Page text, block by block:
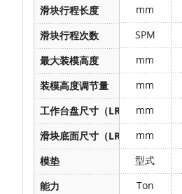
mm
SPM
mm
mm
mm
mm
型式
Ton
滑块行程长度
滑块行程次数
最大装模高度
装模高度调节量
工作台盘尺寸（LR*FB）
滑块底面尺寸（LR*FB）
模垫
能力